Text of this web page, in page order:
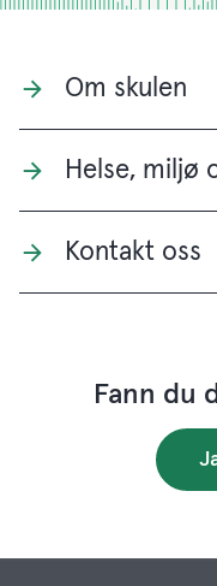
Om skulen
Helse, miljø
Kontakt oss
Fann du